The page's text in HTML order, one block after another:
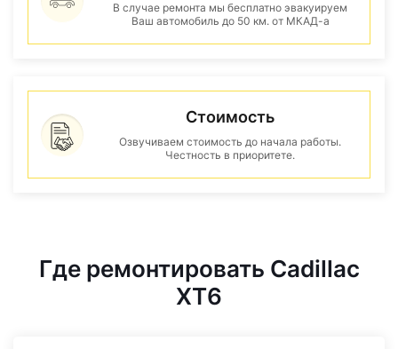
В случае ремонта мы бесплатно эвакуируем
Ваш автомобиль до 50 км. от МКАД-а
Стоимость
Озвучиваем стоимость до начала работы.
Честность в приоритете.
Где ремонтировать Cadillac
XT6